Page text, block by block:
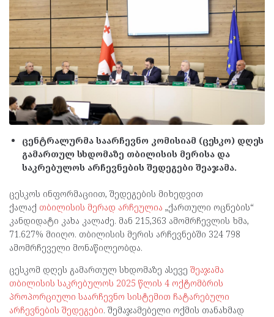
ცენტრალურმა საარჩევნო კომისიამ (ცესკო) დღეს
გამართულ სხდომაზე თბილისის მერისა და
საკრებულოს არჩევნების შედეგები შეაჯამა.
ცესკოს ინფორმაციით, შედეგების მიხედვით
ქალაქ თბილისის მერად არჩეულია „ქართული ოცნების“
კანდიდატი კახა კალაძე. მან 215,363 ამომრჩევლის ხმა,
71.627% მიიღო. თბილისის მერის არჩევნებში 324 798
ამომრჩეველი მონაწილეობდა.
ცესკომ დღეს გამართულ სხდომაზე ასევე შეაჯამა
თბილისის საკრებულოს 2025 წლის 4 ოქტომბრის
პროპორციული საარჩევნო სისტემით ჩატარებული
არჩევნების შედეგები. შემაჯამებელი ოქმის თანახმად